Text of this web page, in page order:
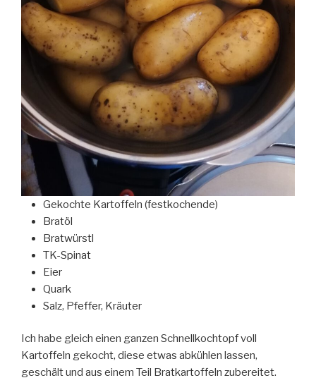
Gekochte Kartoffeln (festkochende)
Bratöl
Bratwürstl
TK-Spinat
Eier
Quark
Salz, Pfeffer, Kräuter
Ich habe gleich einen ganzen Schnellkochtopf voll
Kartoffeln gekocht, diese etwas abkühlen lassen,
geschält und aus einem Teil Bratkartoffeln zubereitet.